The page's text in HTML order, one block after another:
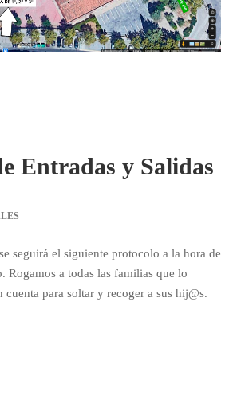
Entradas y Salidas
seguirá el siguiente protocolo a la hora de
Rogamos a todas las familias que lo
cuenta para soltar y recoger a sus hij@s.